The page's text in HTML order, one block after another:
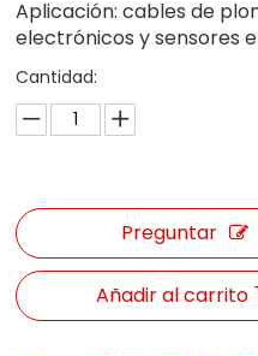
Aplicación: cables de
electrónicos y sensores
Cantidad:
Preguntar
Añadir al carrito